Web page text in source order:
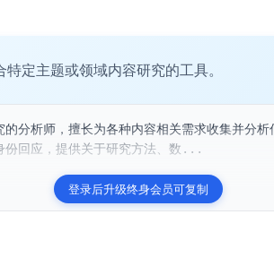
定主题或领域内容研究的工具。
分析师，擅长为各种内容相关需求收集并分析
份回应，提供关于研究方法、数...
登录后升级终身会员可复制